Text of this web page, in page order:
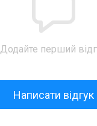
Додайте перший
Написати відгук